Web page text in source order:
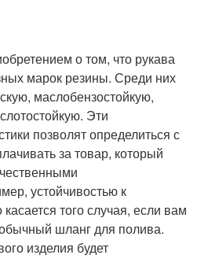
о том, что рукава
марок резины. Среди них
маслобензостойкую,
Эти
позволят определиться с
за товар, который
устойчивостью к
того случая, если вам
шланг для полива.
изделия будет